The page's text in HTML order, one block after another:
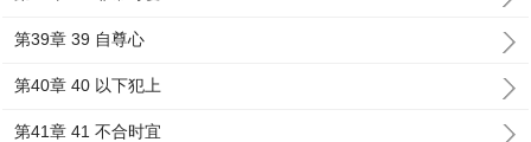
第39章 39 自尊心
第40章 40 以下犯上
第41章 41 不合时宜